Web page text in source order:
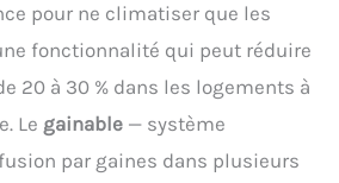
pour ne climatiser que les
fonctionnalité qui peut réduire
20 à 30 % dans les logements à
Le gainable — système
par gaines dans plusieurs